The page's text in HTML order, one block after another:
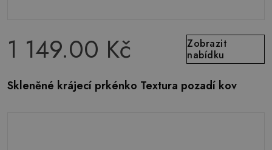
1 149.00 Kč
Zobrazit
nabídku
Skleněné krájecí prkénko Textura pozadí kov